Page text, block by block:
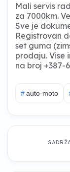
Mali servis
za 7000km.
Sve je
Registrovan
set guma
prodaju.
na broj +387-
#auto-moto